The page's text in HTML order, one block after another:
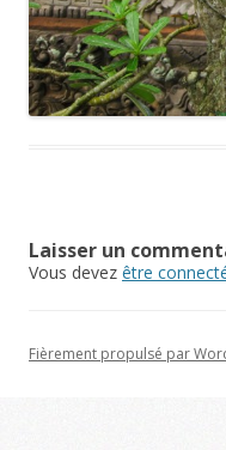
Laisser un
Vous devez être
Fièrement propulsé par